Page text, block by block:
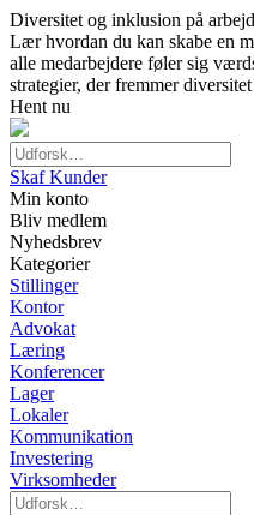
Diversitet og inklusion på
Lær hvordan du kan skabe en
alle medarbejdere føler sig
strategier, der fremmer
Hent nu
Skaf Kunder
Min konto
Bliv medlem
Nyhedsbrev
Kategorier
Stillinger
Kontor
Advokat
Læring
Konferencer
Lager
Lokaler
Kommunikation
Investering
Virksomheder